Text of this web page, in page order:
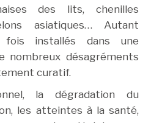
des lits, chenilles
asiatiques… Autant
fois installés dans une
nombreux désagréments
curatif.
la dégradation du
les atteintes à la santé,